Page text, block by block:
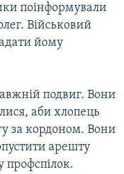
поінформували
Військовий
йому
подвиг. Вони
аби хлопець
за кордоном. Вони
арешту
профспілок.